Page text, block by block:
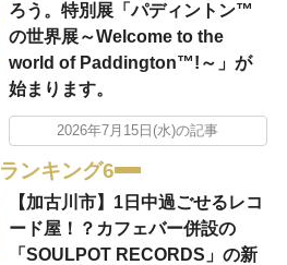
ろう。特別展「パディントン™
の世界展～Welcome to the
world of Paddington™!～」が
始まります。
2026年7月15日(水)の記事
ランキング6
【加古川市】1日中過ごせるレコ
ード屋！？カフェバー併設の
「SOULPOT RECORDS」の新